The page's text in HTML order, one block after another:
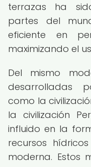
terrazas ha
partes del
eficiente en
maximizando el
Del mismo
desarrolladas
como la
la civilización
influido en la
recursos
moderna. Estos